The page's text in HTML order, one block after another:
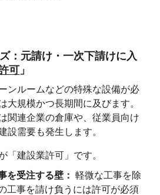
：元請け・一次下請けに入
可 」
ンルームなどの特殊な設備が必
大規模かつ長期間に及びます。
関連企業の倉庫や、従業員向け
設需要も発生します。
「建設業許可」です。
を受注する壁： 軽微な工事を除
工事を請け負うには許可が必須